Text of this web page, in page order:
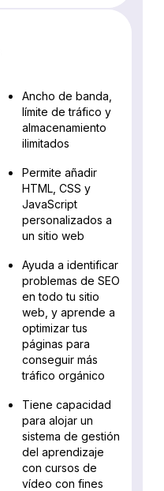
Ancho de banda,
límite de tráfico y
almacenamiento
ilimitados
Permite añadir
HTML, CSS y
JavaScript
personalizados a
un sitio web
Ayuda a identificar
problemas de SEO
en todo tu sitio
web, y aprende a
optimizar tus
páginas para
conseguir más
tráfico orgánico
Tiene capacidad
para alojar un
sistema de gestión
del aprendizaje
con cursos de
vídeo con fines